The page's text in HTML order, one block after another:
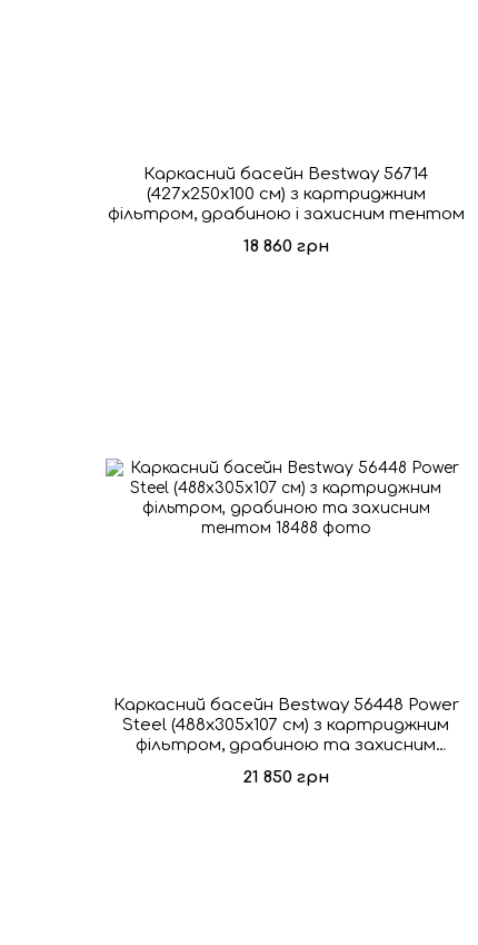
Каркасний басейн Bestway 56714
(427х250х100 см) з картриджним
фільтром, драбиною і захисним тентом
18 860 грн
Каркасний басейн Bestway 56448 Power
Steel (488х305х107 см) з картриджним
фільтром, драбиною та захисним
21 850 грн